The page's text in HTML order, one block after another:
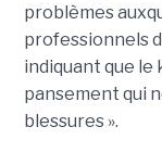
problèmes
professionnels
indiquant que le
pansement qui
blessures ».